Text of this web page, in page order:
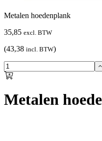
Metalen hoedenplank
35,85 excl. BTW
(43,38 incl. BTW)
Metalen